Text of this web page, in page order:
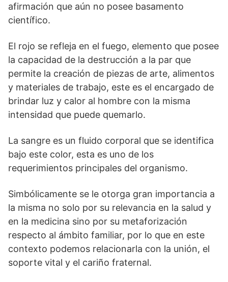
afirmación que aún no posee basamento
científico.
El rojo se refleja en el fuego, elemento que posee
la capacidad de la destrucción a la par que
permite la creación de piezas de arte, alimentos
y materiales de trabajo, este es el encargado de
brindar luz y calor al hombre con la misma
intensidad que puede quemarlo.
La sangre es un fluido corporal que se identifica
bajo este color, esta es uno de los
requerimientos principales del organismo.
Simbólicamente se le otorga gran importancia a
la misma no solo por su relevancia en la salud y
en la medicina sino por su metaforización
respecto al ámbito familiar, por lo que en este
contexto podemos relacionarla con la unión, el
soporte vital y el cariño fraternal.